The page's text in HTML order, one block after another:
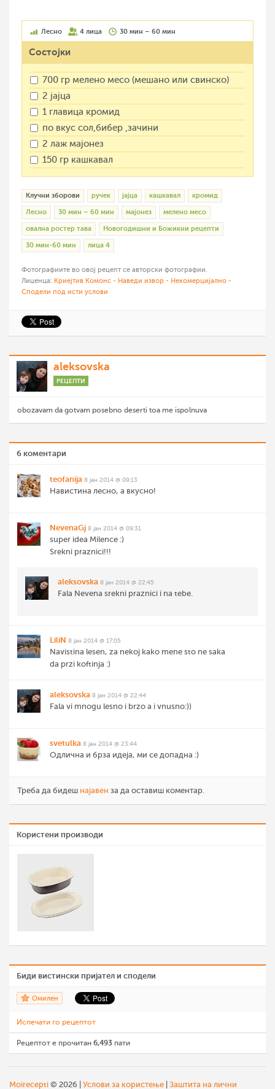
Лесно 4 лица 30 мин – 60 мин
Состојки
700 гр мелено месо (мешано или свинско)
2 јајца
1 главица кромид
по вкус сол,бибер ,зачини
2 лаж мајонез
150 гр кашкавал
Клучни зборови ручек јајца кашкавал кромид
Лесно 30 мин – 60 мин мајонез мелено месо
овална ростер тава Новогодишни и Божикни рецепти
30 мин-60 мин лица 4
Фотографиите во овој рецепт се авторски фотографии.
Лиценца: Криејтив Комонс - Наведи извор - Некомерцијално -
Сподели под исти услови
aleksovska
РЕЦЕПТИ
obozavam da gotvam posebno deserti toa me ispolnuva
6 коментари
teofanija 8 јан 2014 @ 09:13
Навистина лесно, а вкусно!
NevenaGj 8 јан 2014 @ 09:31
super idea Milence :)
Srekni praznici!!!
aleksovska 8 јан 2014 @ 22:45
Fala Nevena srekni praznici i na tebe.
LiliN 8 јан 2014 @ 17:05
Navistina lesen, za nekoj kako mene sto ne saka
da przi koftinja :)
aleksovska 8 јан 2014 @ 22:44
Fala vi mnogu lesno i brzo a i vnusno:))
svetulka 8 јан 2014 @ 23:44
Одлична и брза идеја, ми се допадна :)
Треба да бидеш најавен за да оставиш коментар.
Користени производи
Биди вистински пријател и сподели
Омилен
Испечати го рецептот
Рецептот е прочитан 6,493 пати
Moirecepti © 2026 | Услови за користење | Заштита на лични